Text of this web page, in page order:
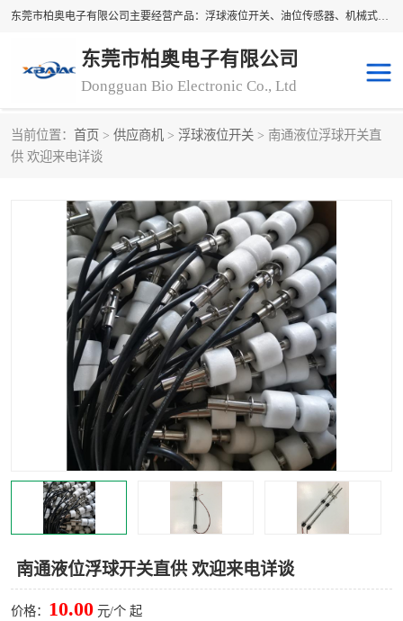
东莞市柏奥电子有限公司主要经营产品：浮球液位开关、油位传感器、机械式油表、浮球液位计、水位控制浮球阀、料位开关，水流开关、油水位控制配套仪表等。柏奥电子，您可信赖的合作伙伴
东莞市柏奥电子有限公司
Dongguan Bio Electronic Co., Ltd
当前位置： 首页 > 供应商机 > 浮球液位开关 > 南通液位浮球开关直
供 欢迎来电详谈
南通液位浮球开关直供 欢迎来电详谈
价格： 10.00 元/个 起
浮球液位开关
机械式油表 水流开关
料位开关 油位表
磁性浮球 浮球阀
磁翻板液位计 转速表